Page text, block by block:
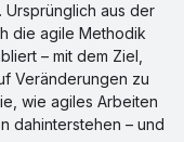
aus der
die agile Methodik
– mit dem Ziel,
Veränderungen zu
wie agiles Arbeiten
dahinterstehen – und